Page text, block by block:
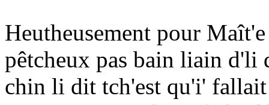
Heutheusement pour
pêtcheux pas bain liain d'li
chin li dit tch'est qu'i'